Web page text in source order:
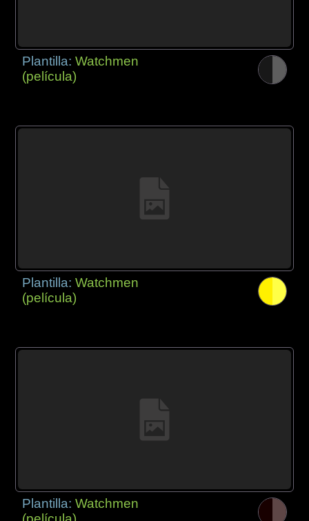
Plantilla:Watchmen
(película)
Plantilla:Watchmen
(película)
Plantilla:Watchmen